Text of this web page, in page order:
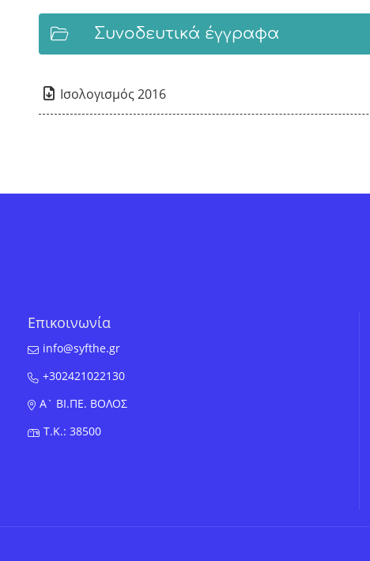
Συνοδευτικά έγγραφα
Ισολογισμός 2016
Επικοινωνία
info@syfthe.gr
+302421022130
Α` ΒΙ.ΠΕ. ΒΟΛΟΣ
T.K.: 38500